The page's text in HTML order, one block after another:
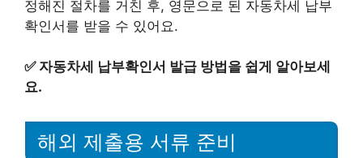
정해진 절차를 거친 후, 영문으로 된 자동차세 납부
확인서를 받을 수 있어요.
✅ 자동차세 납부확인서 발급 방법을 쉽게 알아보세
요.
해외 제출용 서류 준비